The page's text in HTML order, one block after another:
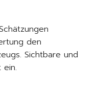
den
Sichtbare und